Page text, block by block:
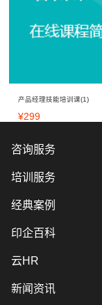
产品经理技能培训课(1)
¥299
咨询服务
培训服务
经典案例
印企百科
云HR
新闻资讯